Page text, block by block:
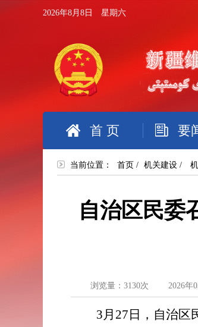
2026年8月8日 星期六
首 页 要
当前位置： 首页 / 机关建设 /
自治区民委
浏览量：3130次 2026年
3月 27 日，自治区